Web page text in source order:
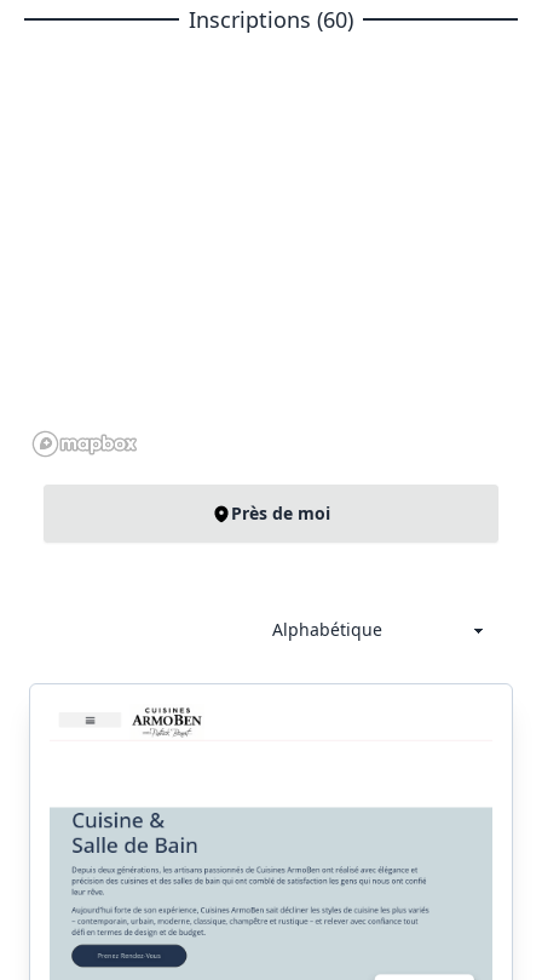
Inscriptions (60)
Près de moi